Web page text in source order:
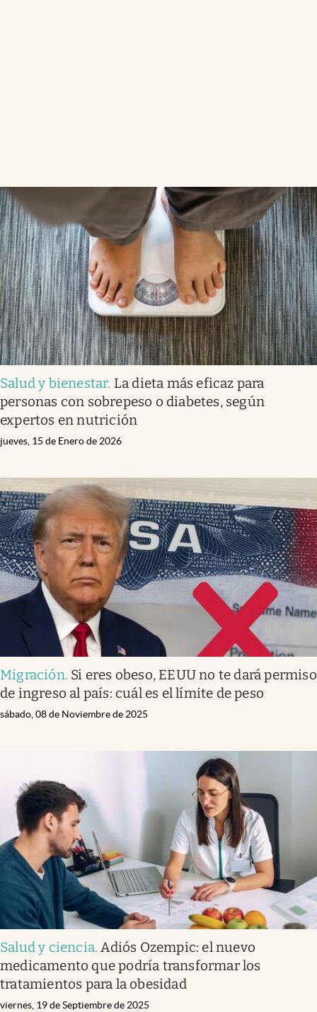
Salud y bienestar. La dieta más eficaz para
personas con sobrepeso o diabetes, según
expertos en nutrición
jueves, 15 de Enero de 2026
Migración. Si eres obeso, EEUU no te dará permiso
de ingreso al país: cuál es el límite de peso
sábado, 08 de Noviembre de 2025
Salud y ciencia.Adiós Ozempic: el nuevo
medicamento que podría transformar los
tratamientos para la obesidad
viernes, 19 de Septiembre de 2025